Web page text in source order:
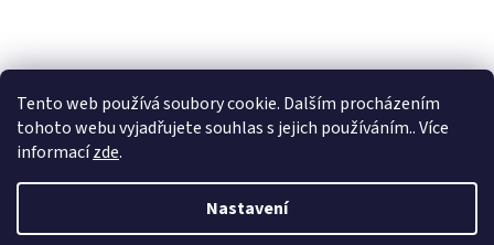
Tento web používá soubory cookie. Dalším procházením
tohoto webu vyjadřujete souhlas s jejich používáním.. Více
informacízde.
Nastavení
Vytvořil Shoptet